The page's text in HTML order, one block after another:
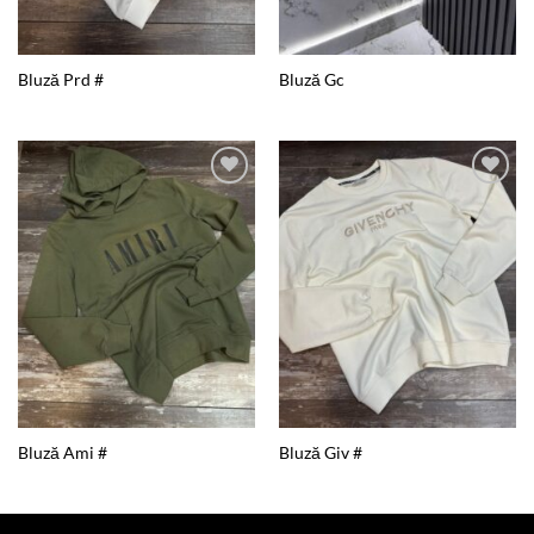
Bluză Prd # Bluză Gc
Add to
wishlist
Bluză Ami #
Add to
wishlist
Bluză Giv #